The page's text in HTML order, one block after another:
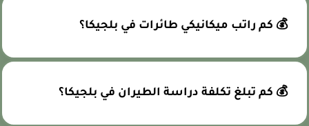
💰 كم راتب ميكانيكي طائرات في بلجيكا؟
💰 كم تبلغ تكلفة دراسة الطيران في بلجيكا؟